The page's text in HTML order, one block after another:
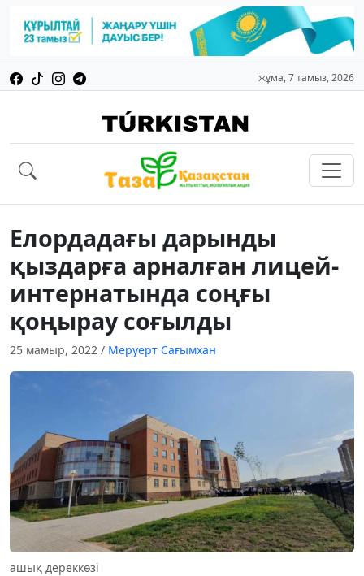
жұма, 7 тамыз, 2026
Елордадағы дарынды
қыздарға арналған лицей-
интернатында соңғы
қоңырау соғылды
25 мамыр, 2022 / Меруерт Сағымхан
ашық дереккөзі